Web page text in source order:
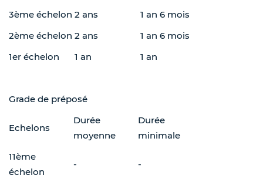
3ème échelon 2 ans
1 an 6 mois
2ème échelon 2 ans
1 an 6 mois
1er échelon
1 an 1 an
Grade de préposé
Echelons
Durée
moyenne
Durée
minimale
11ème
échelon
- -